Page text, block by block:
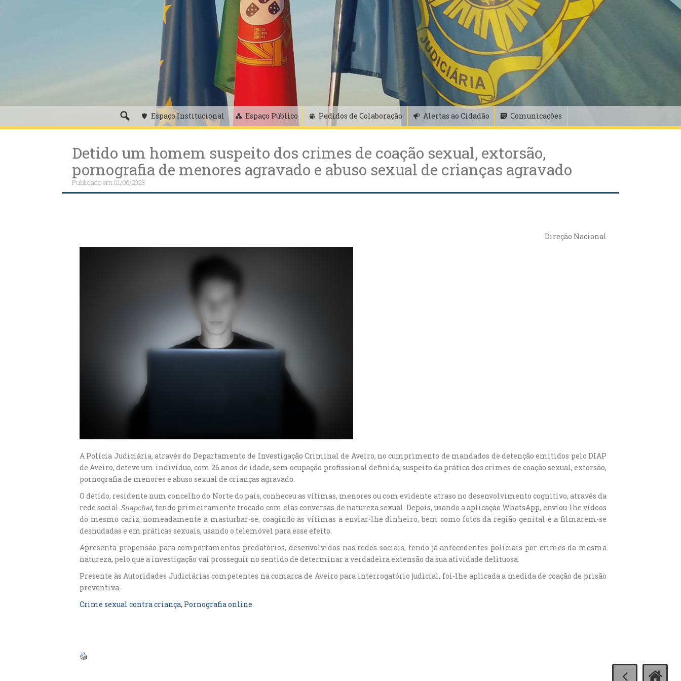
Espaço Institucional Espaço Público Pedidos de Colaboração Alertas ao Cidadão Comunicações
Detido um homem suspeito dos crimes de coação sexual, extorsão,
pornografia de menores agravado e abuso sexual de crianças agravado
Publicado em01/06/2023
Direção Nacional
A Polícia Judiciária, através do Departamento de Investigação Criminal de Aveiro, no cumprimento de mandados de detenção emitidos pelo DIAP
de Aveiro, deteve um indivíduo, com 26 anos de idade, sem ocupação profissional definida, suspeito da prática dos crimes de coação sexual, extorsão,
pornografia de menores e abuso sexual de crianças agravado.
O detido, residente num concelho do Norte do país, conheceu as vítimas, menores ou com evidente atraso no desenvolvimento cognitivo, através da
rede social Snapchat, tendo primeiramente trocado com elas conversas de natureza sexual. Depois, usando a aplicação WhatsApp, enviou-lhe vídeos
do mesmo cariz, nomeadamente a masturbar-se, coagindo as vítimas a enviar-lhe dinheiro, bem como fotos da região genital e a filmarem-se
desnudadas e em práticas sexuais, usando o telemóvel para esse efeito.
Apresenta propensão para comportamentos predatórios, desenvolvidos nas redes sociais, tendo já antecedentes policiais por crimes da mesma
natureza, pelo que a investigação vai prosseguir no sentido de determinar a verdadeira extensão da sua atividade delituosa.
Presente às Autoridades Judiciárias competentes na comarca de Aveiro para interrogatório judicial, foi-lhe aplicada a medida de coação de prisão
preventiva.
Crime sexual contra criança, Pornografia online